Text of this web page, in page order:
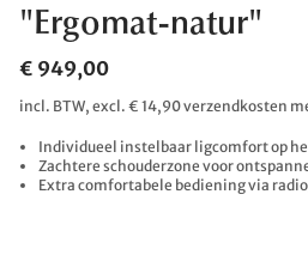
"Ergomat-natur"
€ 949,00
incl. BTW, excl. € 14,90 verzendkosten
Individueel instelbaar ligcomfort op
Zachtere schouderzone voor
Extra comfortabele bediening via